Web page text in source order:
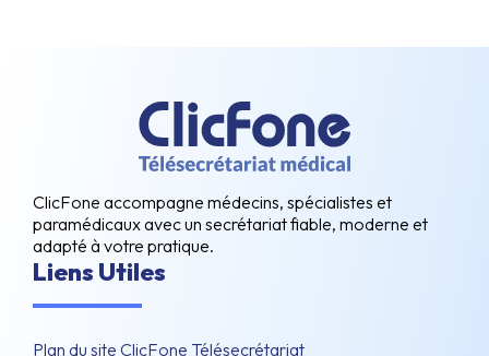
ClicFone accompagne médecins, spécialistes et
paramédicaux avec un secrétariat fiable, moderne et
adapté à votre pratique.
Liens Utiles
Plan du site ClicFone Télésecrétariat